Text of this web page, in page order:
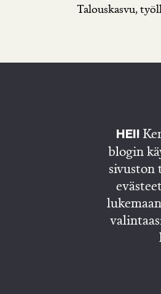
Talouskasvu,
HEI!
blogin
sivuston